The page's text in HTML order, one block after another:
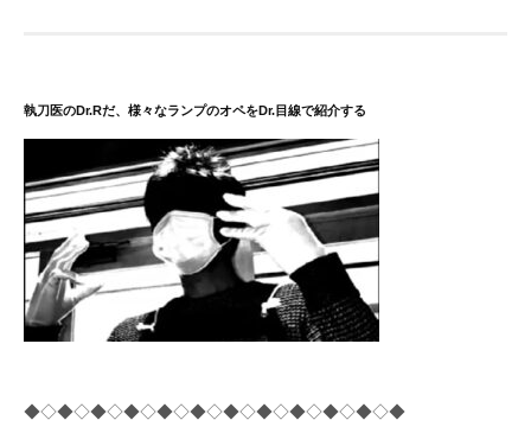
執刀医のDr.Rだ、様々なランプのオペをDr.目線で紹介する
◆◇◆◇◆◇◆◇◆◇◆◇◆◇◆◇◆◇◆◇◆◇◆